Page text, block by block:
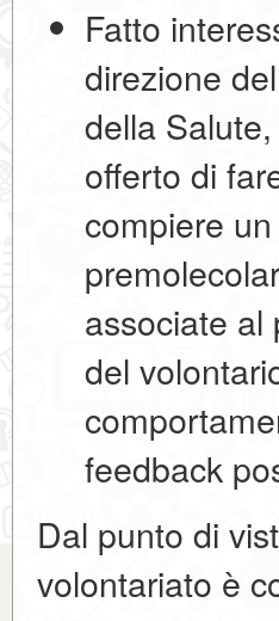
Fatto
direzione
della
offerto di
compiere
associate al
del
feedback
Dal punto di
volontariato è